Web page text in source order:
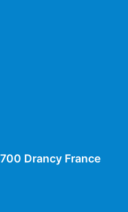
Drancy France